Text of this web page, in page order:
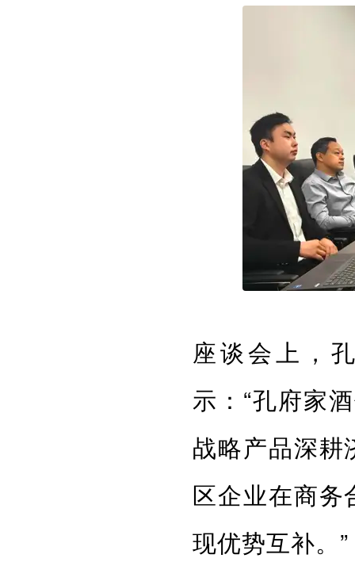
座谈会上，
示：“孔府家
战略产品深耕
区企业在商务
现优势互补。”